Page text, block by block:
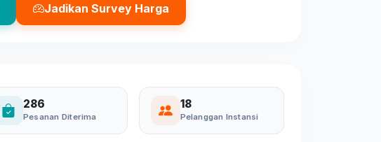
Jadikan Survey Harga
286
Pesanan Diterima
18
Pelanggan Instansi